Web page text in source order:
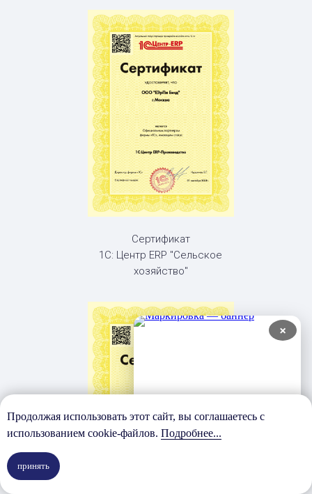
Сертификат
1С: Центр ERP "Сельское
хозяйство"
Продолжая использовать этот сайт, вы соглашаетесь с
использованием cookie-файлов. Подробнее...
принять
×